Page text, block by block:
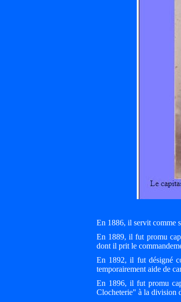
En 1886, il servit comme
En 1889, il fut promu
dont il prit le
En 1892, il fut désigné
temporairement aide de
En 1896, il fut promu
Clocheterie" à la division